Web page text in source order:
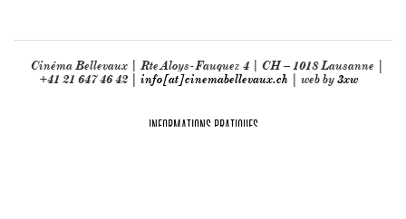
Cinéma Bellevaux | Rte Aloys-Fauquez 4 | CH – 1018 Lausanne |
+41 21 647 46 42 | info[at]cinemabellevaux.ch | web by3xw
INFORMATIONS PRATIQUES